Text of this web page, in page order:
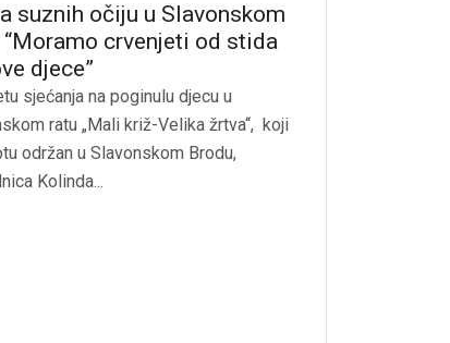
suznih očiju u Slavonskom
“Moramo crvenjeti od stida
djece”
sjećanja na poginulu djecu u
ratu „Mali križ-Velika žrtva“, koji
održan u Slavonskom Brodu,
Kolinda...